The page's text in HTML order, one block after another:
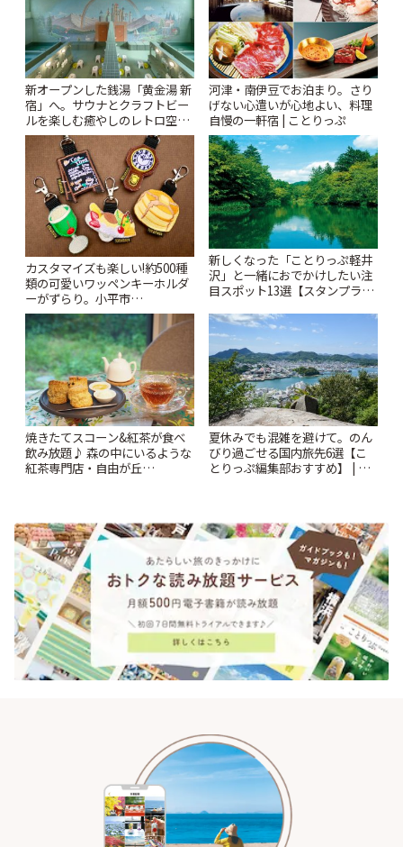
新オープンした銭湯「黄金湯 新
宿」へ。サウナとクラフトビー
ルを楽しむ癒やしのレトロ空間
| ことりっぷ
河津・南伊豆でお泊まり。さり
げない心遣いが心地よい、料理
自慢の一軒宿 | ことりっぷ
カスタマイズも楽しい!約500種
類の可愛いワッペンキーホルダ
ーがずらり。小平市
「Kimamaya T&K」 | ことりっ
ぷ
新しくなった「ことりっぷ軽井
沢」と一緒におでかけしたい注
目スポット13選【スタンプラリ
焼きたてスコーン&紅茶が食べ
飲み放題♪ 森の中にいるような
紅茶専門店・自由が丘
夏休みでも混雑を避けて。のん
びり過ごせる国内旅先6選【こ
とりっぷ編集部おすすめ】 | こ